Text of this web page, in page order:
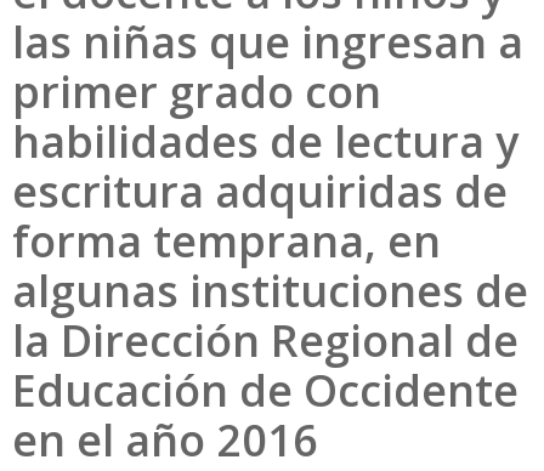
las niñas que ingresan a
primer grado con
habilidades de lectura y
escritura adquiridas de
forma temprana, en
algunas instituciones de
la Dirección Regional de
Educación de Occidente
en el año 2016